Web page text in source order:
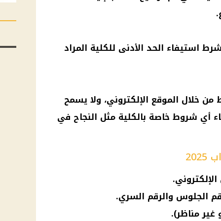
استيفاء الحد الأدنى للكلية المراد
خلال الموقع الإلكتروني، ولا يسمح
أي شروط خاصة بالكلية مثل النجاح في
الجلوس والرقم السري.
غير مناظر).